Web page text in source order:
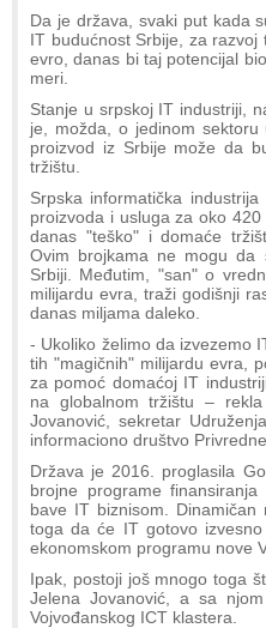
Da je država, svaki put kada
IT budućnost Srbije, za
evro, danas bi taj potencijal
meri.
Stanje u srpskoj IT industriji,
je, možda, o jedinom sektoru
proizvod iz Srbije može da
tržištu.
Srpska informatička
proizvoda i usluga za oko 420
danas "teško" i domaće
Ovim brojkama ne mogu da
Srbiji. Međutim, "san" o
milijardu evra, traži godišnji
danas miljama daleko.
- Ukoliko želimo da izvezemo
tih "magičnih" milijardu evra,
za pomoć domaćoj IT
na globalnom tržištu –
Jovanović, sekretar
informaciono društvo
Država je 2016. proglasila
brojne programe
bave IT biznisom.
toga da će IT gotovo
ekonomskom programu nove
Ipak, postoji još mnogo toga
Jelena Jovanović, a sa
Vojvođanskog ICT klastera.